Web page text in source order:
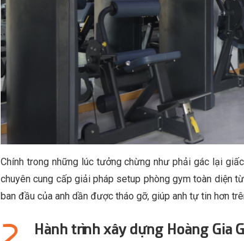
Chính trong những lúc tưởng chừng như phải gác lại
chuyên cung cấp giải pháp setup phòng gym toàn diện
ban đầu của anh dần được tháo gỡ, giúp anh tự tin hơn
Hành trình xây dựng Hoàng Gia